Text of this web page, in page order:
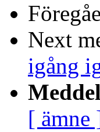
Next
igång
[ ämne